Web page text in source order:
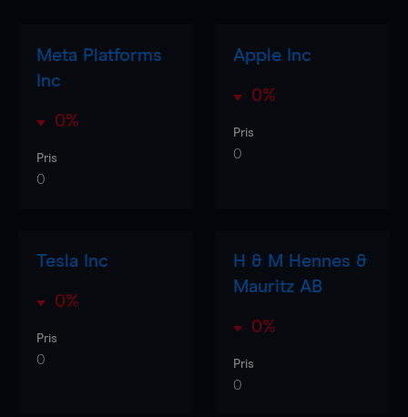
Meta Platforms
Inc
0%
Pris
0
Apple Inc
0%
Pris
0
Tesla Inc
0%
Pris
0
H & M Hennes &
Mauritz AB
0%
Pris
0